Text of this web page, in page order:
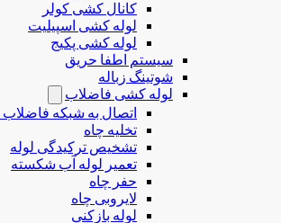
کانال کشی کولر
لوله کشی اسپیلیت
لوله کشی پکیج
سیستم اطفا حریق
شوتینگ زباله
لوله كشی فاضلاب
اتصال به شبکه
تخلیه چاه
تشخیص ترکیدگی لوله
تعمیر لوله آب شکسته
حفر چاه
لایروبی چاه
لوله بازکنی